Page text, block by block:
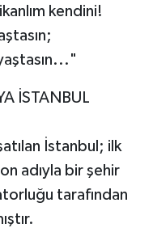
kendini!
İSTANBUL
İstanbul; ilk
adıyla bir şehir
tarafından